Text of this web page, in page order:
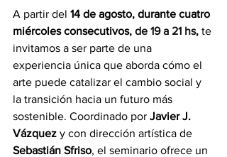
A partir del 14 de agosto, durante cuatro
miércoles consecutivos, de 19 a 21 hs, te
invitamos a ser parte de una
experiencia única que aborda cómo el
arte puede catalizar el cambio social y
la transición hacia un futuro más
sostenible. Coordinado por Javier J.
Vázquez y con dirección artística de
Sebastián Sfriso, el seminario ofrece un